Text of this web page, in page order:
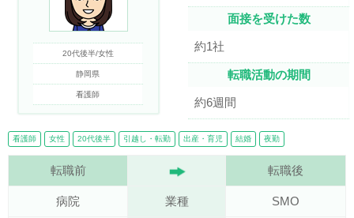
20代後半/女性
静岡県
看護師
面接を受けた数
約1社
転職活動の期間
約6週間
看護師 女性 20代後半 引越し・転勤 出産・育児 結婚 夜勤
転職前 転職後
病院 業種 SMO